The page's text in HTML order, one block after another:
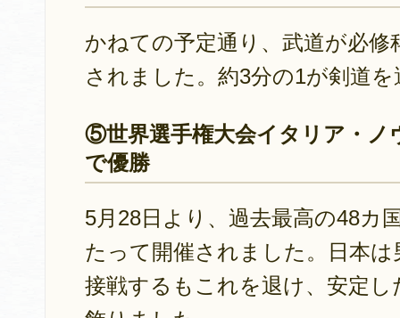
かねての予定通り、武道が必
されました。約3分の1が剣道
⑤世界選手権大会イタリア・
で優勝
5月28日より、過去最高の48カ
たって開催されました。日本
接戦するもこれを退け、安定